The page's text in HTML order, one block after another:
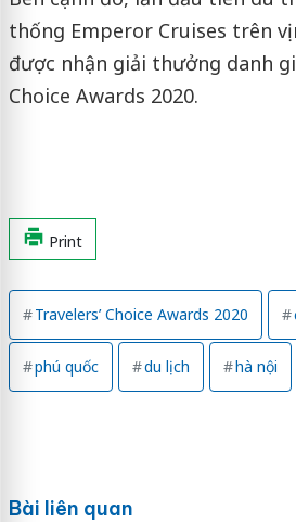
thống Emperor Cruises trên
được nhận giải thưởng danh
Choice Awards 2020.
Print
Travelers’ Choice Awards 2020
phú quốc du lịch hà nội
Bài liên quan